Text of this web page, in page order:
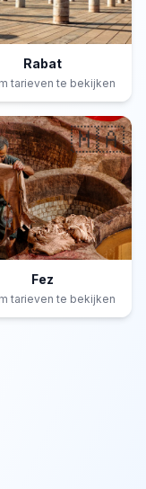
Rabat
tarieven te bekijken
🇲🇦
Fez
tarieven te bekijken